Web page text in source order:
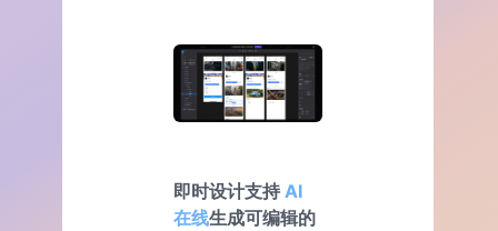
即时设计支持 AI
在线生成可编辑的